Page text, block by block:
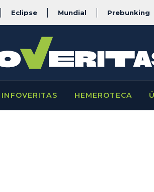
Eclipse Mundial Prebunking
HEMEROTECA